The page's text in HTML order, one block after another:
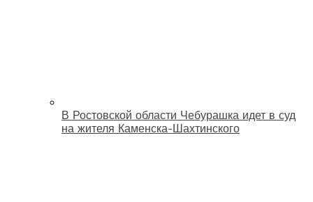
В Ростовской области Чебурашка идет в суд
на жителя Каменска-Шахтинского